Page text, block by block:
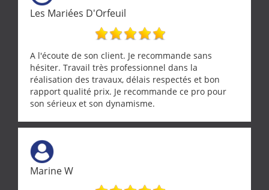
Les Mariées D'Orfeuil
A l'écoute de son client. Je recommande sans
hésiter. Travail très professionnel dans la
réalisation des travaux, délais respectés et bon
rapport qualité prix. Je recommande ce pro pour
son sérieux et son dynamisme.
Marine W